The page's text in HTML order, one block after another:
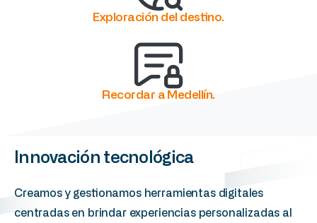
Exploración del destino.
Recordar a Medellín.
Innovación tecnológica
Creamos y gestionamos herramientas digitales
centradas en brindar experiencias personalizadas al